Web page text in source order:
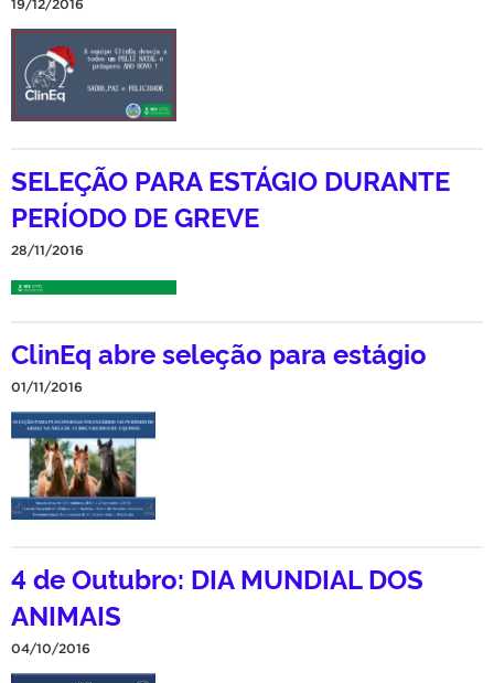
19/12/2016
SELEÇÃO PARA ESTÁGIO DURANTE
PERÍODO DE GREVE
28/11/2016
ClinEq abre seleção para estágio
01/11/2016
4 de Outubro: DIA MUNDIAL DOS
ANIMAIS
04/10/2016